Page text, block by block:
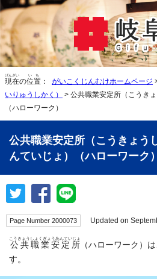
現在
げんざい
の位置
いち
： がいこくじんむけホームページ
いりゅうしかく）
> 公共職業安定所（こうき
（ハローワーク）
公共職業安定所（こうきょう
んていじょ）（ハローワーク）
Page Number 2000073 Updated on
公共職業安定所
こうきょうしょくぎょうあんていじょ
（ハローワーク）は
す。